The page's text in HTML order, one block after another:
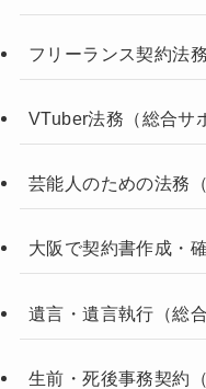
フリーランス契約法
VTuber法務（総合サ
芸能人のための法務
大阪で契約書作成・
遺言・遺言執行（総
生前・死後事務契約